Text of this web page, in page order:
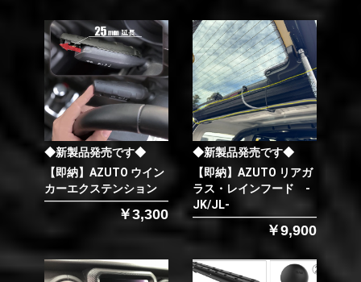
◆新製品発売です◆
【即納】AZUTO ウイン
カーエクステンション
￥3,300
◆新製品発売です◆
【即納】AZUTO リアガ
ラス・レインフード -
JK/JL-
￥9,900